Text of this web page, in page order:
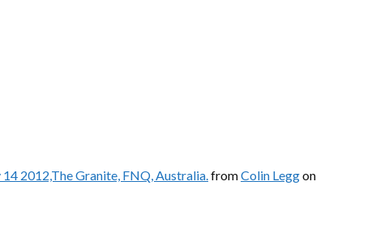
2012,The Granite, FNQ, Australia.fromColin Leggon